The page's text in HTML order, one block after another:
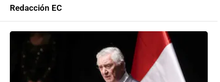
Redacción EC